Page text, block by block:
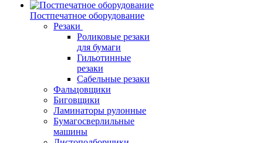
Постпечатное оборудование
Резаки
Роликовые резаки
для бумаги
Гильотинные
резаки
Сабельные резаки
Фальцовщики
Биговщики
Ламинаторы рулонные
Бумагосверлильные
машины